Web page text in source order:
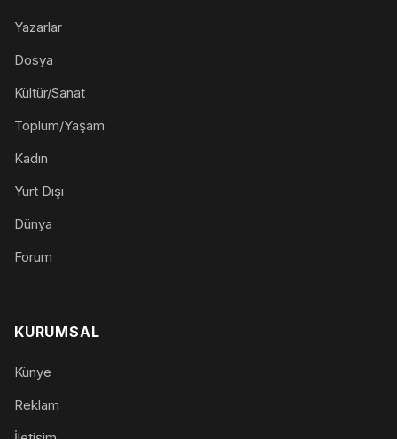
Yazarlar
Dosya
Kültür/Sanat
Toplum/Yaşam
Kadın
Yurt Dışı
Dünya
Forum
KURUMSAL
Künye
Reklam